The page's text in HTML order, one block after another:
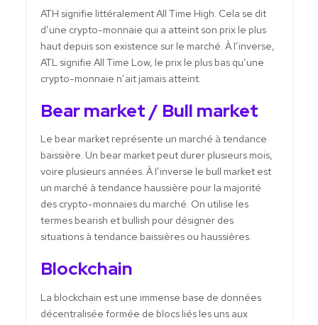
ATH signifie littéralement All Time High. Cela se dit
d’une crypto-monnaie qui a atteint son prix le plus
haut depuis son existence sur le marché. À l’inverse,
ATL signifie All Time Low, le prix le plus bas qu’une
crypto-monnaie n’ait jamais atteint.
Bear market / Bull market
Le bear market représente un marché à tendance
baissière. Un bear market peut durer plusieurs mois,
voire plusieurs années. À l’inverse le bull market est
un marché à tendance haussière pour la majorité
des crypto-monnaies du marché. On utilise les
termes bearish et bullish pour désigner des
situations à tendance baissières ou haussières.
Blockchain
La blockchain est une immense base de données
décentralisée formée de blocs liés les uns aux